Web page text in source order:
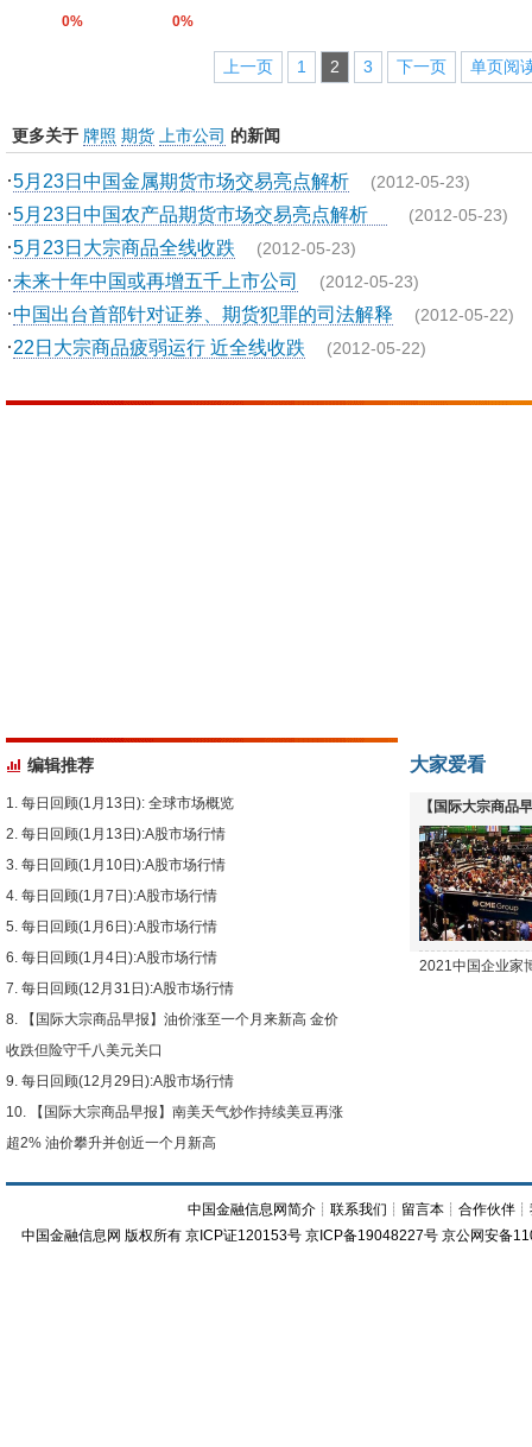
0% 0%
上一页 1 2 3 下一页 单页阅
更多关于 牌照 期货 上市公司 的新闻
·5月23日中国金属期货市场交易亮点解析 (2012-05-23)
·5月23日中国农产品期货市场交易亮点解析 (2012-05-23)
·5月23日大宗商品全线收跌 (2012-05-23)
·未来十年中国或再增五千上市公司 (2012-05-23)
·中国出台首部针对证券、期货犯罪的司法解释 (2012-05-22)
·22日大宗商品疲弱运行 近全线收跌 (2012-05-22)
编辑推荐
每日回顾(1月13日): 全球市场概览
每日回顾(1月13日):A股市场行情
每日回顾(1月10日):A股市场行情
每日回顾(1月7日):A股市场行情
每日回顾(1月6日):A股市场行情
每日回顾(1月4日):A股市场行情
每日回顾(12月31日):A股市场行情
【国际大宗商品早报】油价涨至一个月来新高 金价
收跌但险守千八美元关口
每日回顾(12月29日):A股市场行情
【国际大宗商品早报】南美天气炒作持续美豆再涨
超2% 油价攀升并创近一个月新高
大家爱看
【国际大宗商品
下跌
2021中国企业家
中国金融信息网简介 ┊联系我们 ┊ 留言本 ┊合作伙伴 ┊
中国金融信息网 版权所有 京ICP证120153号 京ICP备19048227号 京公网安备